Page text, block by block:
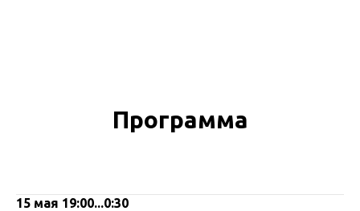
Программа
15 мая 19:00...0:30